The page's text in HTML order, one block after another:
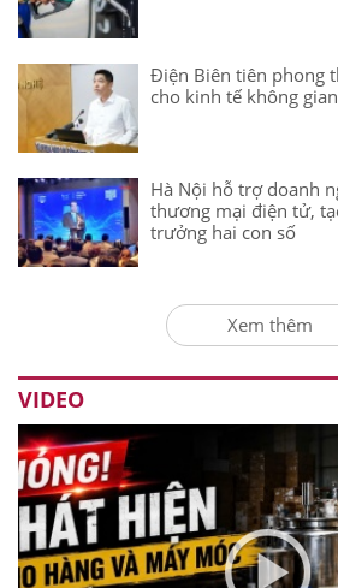
Điện Biên tiên phong
cho kinh tế không
Hà Nội hỗ trợ doanh
thương mại điện tử,
trưởng hai con số
Xem thêm
VIDEO